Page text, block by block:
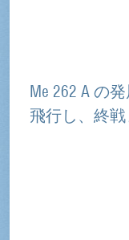
Me 262 A の
飛行し、終